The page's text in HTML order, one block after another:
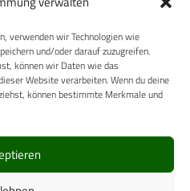
verwenden wir Technologien wie
und/oder darauf zuzugreifen.
können wir Daten wie das
Website verarbeiten. Wenn du deine
können bestimmte Merkmale und